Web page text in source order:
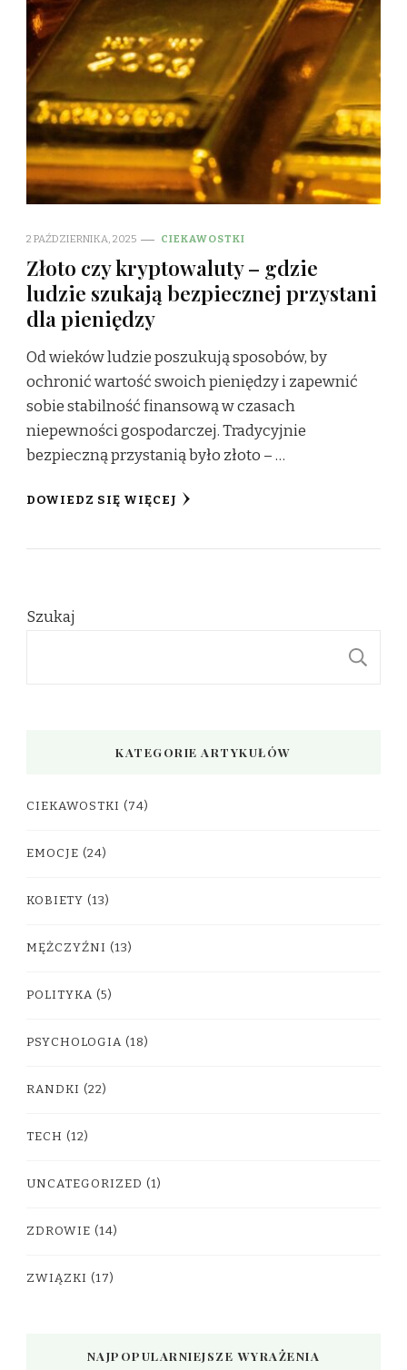
2 PAŹDZIERNIKA, 2025 CIEKAWOSTKI
Złoto czy kryptowaluty – gdzie
ludzie szukają bezpiecznej przystani
dla pieniędzy
Od wieków ludzie poszukują sposobów, by
ochronić wartość swoich pieniędzy i zapewnić
sobie stabilność finansową w czasach
niepewności gospodarczej. Tradycyjnie
bezpieczną przystanią było złoto – …
DOWIEDZ SIĘ WIĘCEJ
Szukaj
KATEGORIE ARTYKUŁÓW
CIEKAWOSTKI (74)
EMOCJE (24)
KOBIETY (13)
MĘŻCZYŹNI (13)
POLITYKA (5)
PSYCHOLOGIA (18)
RANDKI (22)
TECH (12)
UNCATEGORIZED (1)
ZDROWIE (14)
ZWIĄZKI (17)
NAJPOPULARNIEJSZE WYRAŻENIA